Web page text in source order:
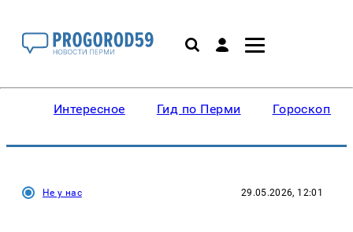
Интересное Гид по Перми Гороскопы
Не у нас 29.05.2026, 12:01